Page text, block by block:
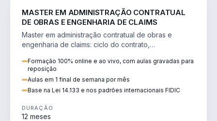
MASTER EM ADMINISTRAÇÃO CONTRATUAL
DE OBRAS E ENGENHARIA DE CLAIMS
Master em administração contratual de obras e
engenharia de claims: ciclo do contrato,
Formação 100% online e ao vivo, com aulas gravadas para
reposição
Aulas em 1 final de semana por mês
Base na Lei 14.133 e nos padrões internacionais FIDIC
DURAÇÃO
12 meses